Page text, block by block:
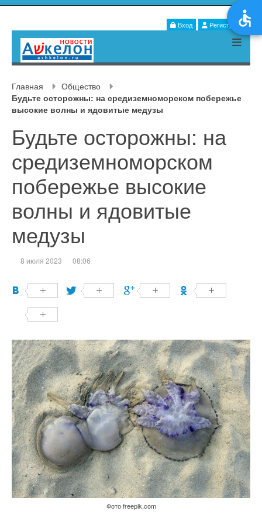
Вход Регистрация
Главная
Общество
Будьте осторожны: на средиземноморском побережье
высокие волны и ядовитые медузы
Будьте осторожны: на
средиземноморском
побережье высокие
волны и ядовитые
медузы
8 июля 2023 08:06
Фото freepik.com